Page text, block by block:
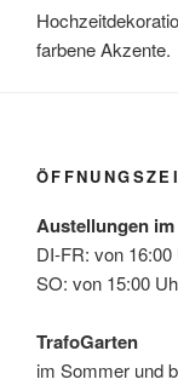
farbene Akzente.
Austellungen
DI-FR: von
SO: von 15:00
TrafoGarten
im Sommer und